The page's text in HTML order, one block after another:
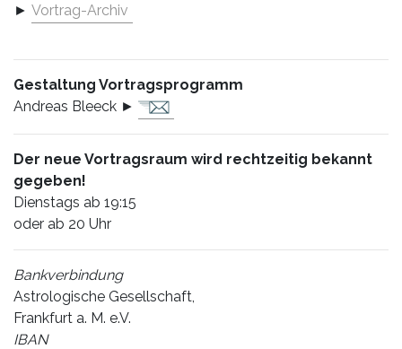
► Vortrag-Archiv
Gestaltung Vortragsprogramm
Andreas Bleeck ►
Der neue Vortragsraum wird rechtzeitig bekannt
gegeben!
Dienstags ab 19:15
oder ab 20 Uhr
Bankverbindung
Astrologische Gesellschaft,
Frankfurt a. M. e.V.
IBAN